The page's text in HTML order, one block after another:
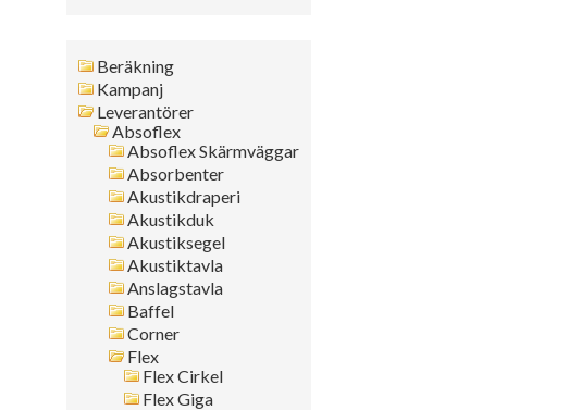
Fritext
Artikelnr
Namn
Leverantör
Format
Tjocklek
Artikelgrupp
Kanttyp
Placering
Montagesätt
Sök i allt
Beräkning
Kampanj
Leverantörer
Absoflex
Absoflex Skärmväggar
Absorbenter
Akustikdraperi
Akustikduk
Akustiksegel
Akustiktavla
Anslagstavla
Baffel
Corner
Flex
Flex Cirkel
Flex Giga